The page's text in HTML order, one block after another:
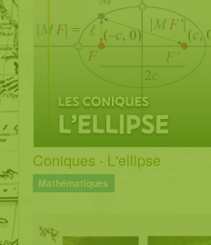
Coniques - L'ellipse
Mathématiques